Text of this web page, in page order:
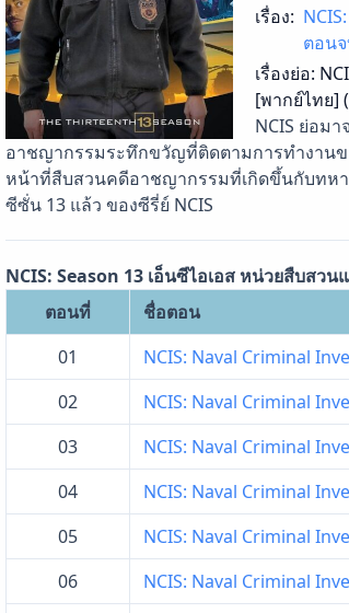
เรื่อง:
ตอน
เรื่องย่อ:
[พากย์ไทย]
NCIS ย่อม
อาชญากรรมระทึกขวัญที่ติดตามการทำงานข
หน้าที่สืบสวนคดีอาชญากรรมที่เกิดขึ้นกับทห
ซีซั่น 13 แล้ว ของซีรี่ย์ NCIS
NCIS: Season 13 เอ็นซีไอเอส หน่วยสืบสว
ตอนที่
ชื่อตอน
01
NCIS: Naval Criminal
02
NCIS: Naval Criminal
03
NCIS: Naval Criminal
04
NCIS: Naval Criminal
05
NCIS: Naval Criminal
06
NCIS: Naval Criminal